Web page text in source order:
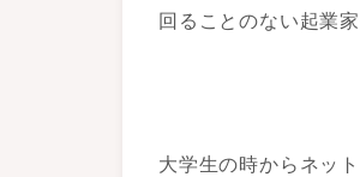
回ることのない起業
大学生の時からネッ